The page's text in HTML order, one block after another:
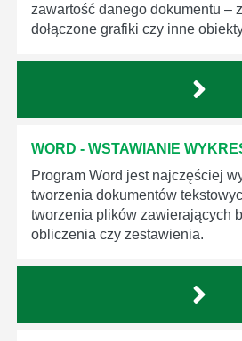
zawartość danego dokumentu –
dołączone grafiki czy inne
WORD - WSTAWIANIE
Program Word jest najczęściej
tworzenia dokumentów
tworzenia plików zawierających
obliczenia czy zestawienia.